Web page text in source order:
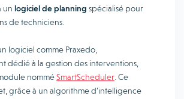
un logiciel de planning spécialisé pour
de techniciens.
logiciel comme Praxedo,
dédié à la gestion des interventions,
nomméSmartScheduler . Ce
grâce à un algorithme d’intelligence